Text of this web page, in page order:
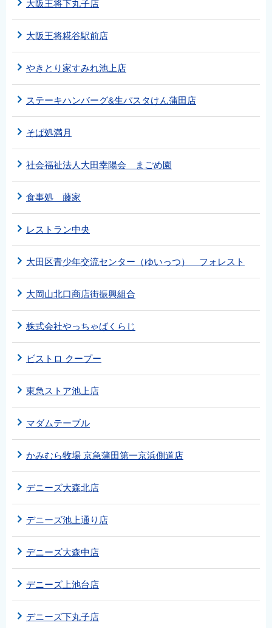
大阪王将下丸子店
大阪王将糀谷駅前店
やきとり家すみれ池上店
ステーキハンバーグ&生パスタけん蒲田店
そば処満月
社会福祉法人大田幸陽会 まごめ園
食事処 藤家
レストラン中央
大田区青少年交流センター（ゆいっつ） フォレスト
大岡山北口商店街振興組合
株式会社やっちゃばくらじ
ビストロ クープー
東急ストア池上店
マダムテーブル
かみむら牧場 京急蒲田第一京浜側道店
デニーズ大森北店
デニーズ池上通り店
デニーズ大森中店
デニーズ上池台店
デニーズ下丸子店